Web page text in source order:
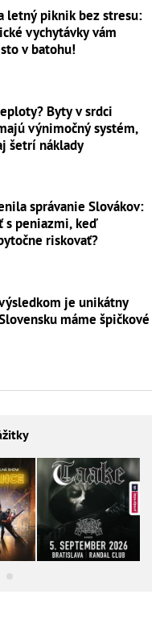
letný piknik bez stresu:
vychytávky vám
v batohu!
Byty v srdci
výnimočný systém,
šetrí náklady
správanie Slovákov:
s peniazmi, keď
riskovať?
je unikátny
máme špičkové